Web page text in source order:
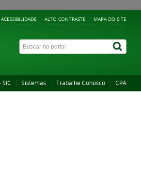
ACESSIBILIDADE ALTO CONTRASTE MAPA DO SITE
Sistemas Trabalhe Conosco CPA